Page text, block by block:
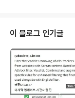
archite..
이 블로그 인기글